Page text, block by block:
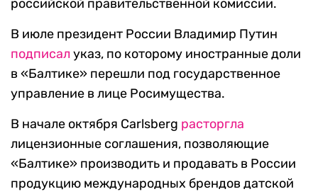
российской правительственной комиссии.
В июле президент России Владимир Путин
подписал указ, по которому иностранные доли
в «Балтике» перешли под государственное
управление в лице Росимущества.
В начале октября Carlsberg расторгла
лицензионные соглашения, позволяющие
«Балтике» производить и продавать в России
продукцию международных брендов датской